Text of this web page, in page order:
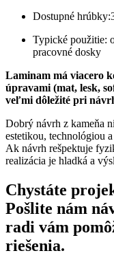
Dostupné
Typické použitie:
pracovné dosky
Laminam má viacero
úpravami (mat, lesk,
veľmi dôležité pri
Dobrý návrh z kameňa
estetikou, technológiou
Ak návrh rešpektuje
realizácia je hladká a
Chystáte
Pošlite nám
radi vám
riešenia.